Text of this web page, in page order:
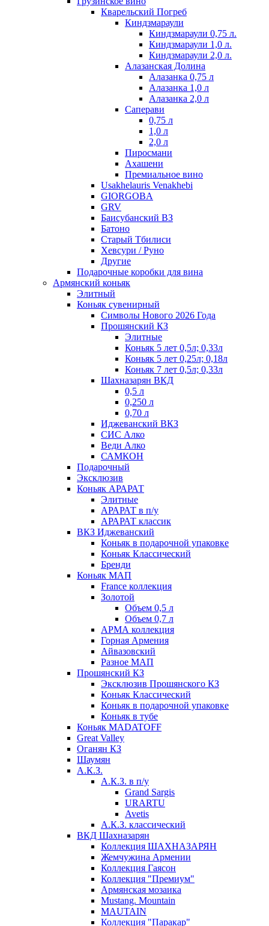
Кварельский Погреб
Киндзмараули
Киндзмараули 0,75 л.
Киндзмараули 1,0 л.
Киндзмараули 2,0 л.
Алазанская Долина
Алазанка 0,75 л
Алазанка 1,0 л
Алазанка 2,0 л
Саперави
0,75 л
1,0 л
2,0 л
Пиросмани
Ахашени
Премиальное вино
Usakhelauris Venakhebi
GIORGOBA
GRV
Баисубанский ВЗ
Батоно
Старый Тбилиси
Хевсури / Руно
Другие
Подарочные коробки для вина
Армянский коньяк
Элитный
Коньяк сувенирный
Символы Нового 2026 Года
Прошянский КЗ
Элитные
Коньяк 5 лет 0,5л; 0,33л
Коньяк 5 лет 0,25л; 0,18л
Коньяк 7 лет 0,5л; 0,33л
Шахназарян ВКД
0,5 л
0,250 л
0,70 л
Иджеванский ВКЗ
СИС Алко
Веди Алко
САМКОН
Подарочный
Эксклюзив
Коньяк АРАРАТ
Элитные
АРАРАТ в п/у
АРАРАТ классик
ВКЗ Иджеванский
Коньяк в подарочной упаковке
Коньяк Классический
Бренди
Коньяк МАП
France коллекция
Золотой
Объем 0,5 л
Объем 0,7 л
АРМА коллекция
Горная Армения
Айвазовский
Разное МАП
Прошянский КЗ
Эксклюзив Прошянского КЗ
Коньяк Классический
Коньяк в подарочной упаковке
Коньяк в тубе
Коньяк MADATOFF
Great Valley
Оганян КЗ
Шаумян
А.К.З.
А.К.З. в п/у
Grand Sargis
URARTU
Avetis
А.К.З. классический
ВКД Шахназарян
Коллекция ШАХНАЗАРЯН
Жемчужина Армении
Коллекция Гаясон
Коллекция "Премиум"
Армянская мозаика
Mustang. Mountain
MAUTAIN
Коллекция "Паракар"